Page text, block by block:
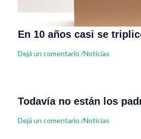
En 10 años casi se
Dejá un comentario /Noticias
Todavía no están los
Dejá un comentario /Noticias